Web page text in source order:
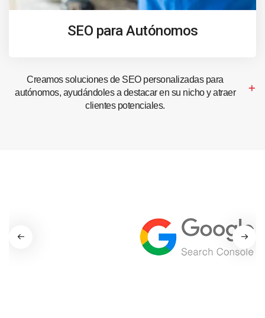
SEO para Autónomos
Creamos soluciones de SEO personalizadas para
autónomos, ayudándoles a destacar en su nicho y atraer
clientes potenciales.